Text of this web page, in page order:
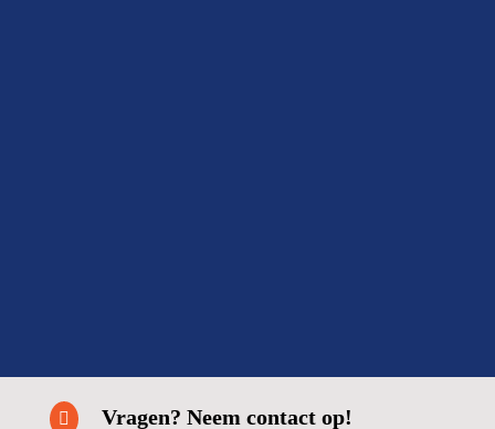
 Vragen? Neem contact op!